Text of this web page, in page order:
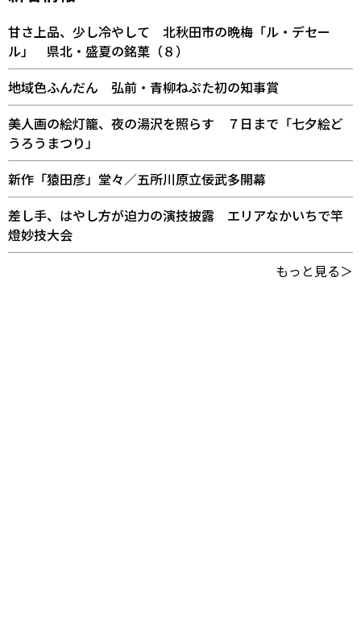
甘さ上品、少し冷やして 北秋田市の晩梅「ル・デセー
ル」 県北・盛夏の銘菓（８）
地域色ふんだん 弘前・青柳ねぷた初の知事賞
美人画の絵灯籠、夜の湯沢を照らす ７日まで「七夕絵ど
うろうまつり」
新作「猿田彦」堂々／五所川原立佞武多開幕
差し手、はやし方が迫力の演技披露 エリアなかいちで竿
燈妙技大会
もっと見る＞